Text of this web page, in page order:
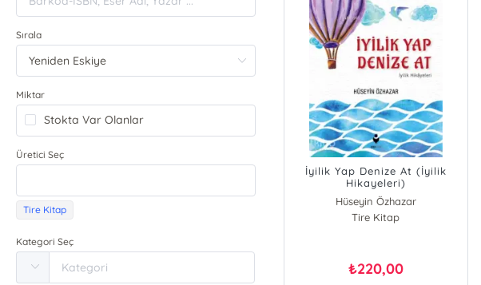
Sırala
Miktar
Stokta Var Olanlar
Üretici Seç
Tire Kitap
Kategori Seç
İyilik Yap Denize At (İyilik
Hikayeleri)
Hüseyin Özhazar
Tire Kitap
₺220,00